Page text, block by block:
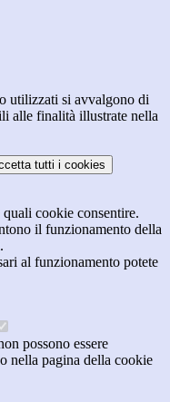
utilizzati si avvalgono di
alle finalità illustrate nella
tutti i cookies
quali cookie consentire.
il funzionamento della
al funzionamento potete
possono essere
nella pagina della cookie